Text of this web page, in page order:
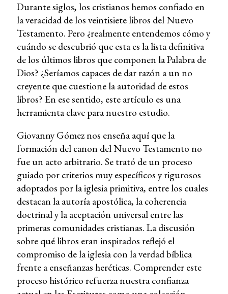
Durante siglos, los cristianos hemos confiado en
la veracidad de los veintisiete libros del Nuevo
Testamento. Pero ¿realmente entendemos cómo y
cuándo se descubrió que esta es la lista definitiva
de los últimos libros que componen la Palabra de
Dios? ¿Seríamos capaces de dar razón a un no
creyente que cuestione la autoridad de estos
libros? En ese sentido, este artículo es una
herramienta clave para nuestro estudio.
Giovanny Gómez nos enseña aquí que la
formación del canon del Nuevo Testamento no
fue un acto arbitrario. Se trató de un proceso
guiado por criterios muy específicos y rigurosos
adoptados por la iglesia primitiva, entre los cuales
destacan la autoría apostólica, la coherencia
doctrinal y la aceptación universal entre las
primeras comunidades cristianas. La discusión
sobre qué libros eran inspirados reflejó el
compromiso de la iglesia con la verdad bíblica
frente a enseñanzas heréticas. Comprender este
proceso histórico refuerza nuestra confianza